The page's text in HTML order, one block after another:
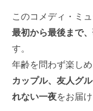
このコメディ・ミュ
最初から最後まで
す。
年齢を問わず楽しめ
カップル、友人グ
れない一夜をお届け